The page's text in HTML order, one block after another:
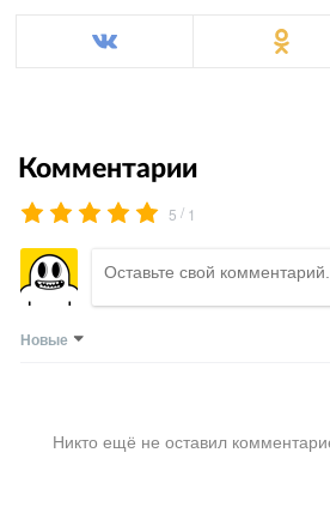
Комментарии
5 / 1
Новые
Никто ещё не оставил